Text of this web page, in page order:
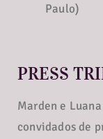
Paulo)
PRESS
Marden e
convidados de